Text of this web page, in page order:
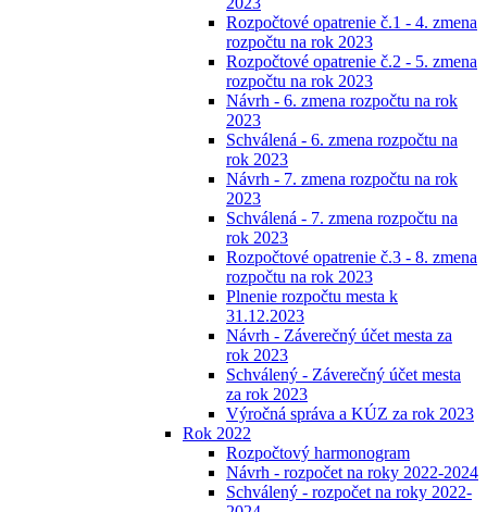
Rozpočtové opatrenie č.1 - 4. zmena
rozpočtu na rok 2023
Rozpočtové opatrenie č.2 - 5. zmena
rozpočtu na rok 2023
Návrh - 6. zmena rozpočtu na rok
2023
Schválená - 6. zmena rozpočtu na
rok 2023
Návrh - 7. zmena rozpočtu na rok
2023
Schválená - 7. zmena rozpočtu na
rok 2023
Rozpočtové opatrenie č.3 - 8. zmena
rozpočtu na rok 2023
Plnenie rozpočtu mesta k
31.12.2023
Návrh - Záverečný účet mesta za
rok 2023
Schválený - Záverečný účet mesta
za rok 2023
Výročná správa a KÚZ za rok 2023
Rok 2022
Rozpočtový harmonogram
Návrh - rozpočet na roky 2022-2024
Schválený - rozpočet na roky 2022-